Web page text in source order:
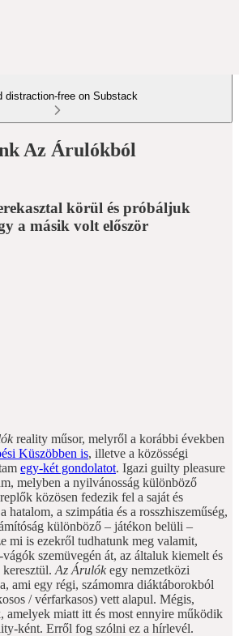
distraction-free on Substack
Az Árulókból
körül és próbáljuk
a másik volt először
reality műsor, melyről a korábbi években
Küszöbben is, illetve a közösségi
egy-két gondolatot. Igazi guilty pleasure
melyben a nyilvánosság különböző
közösen fedezik fel a saját és
hatalom, a szimpátia és a rosszhiszeműség,
különböző – játékon belüli –
mi is ezekről tudhatunk meg valamit,
szemüvegén át, az általuk kiemelt és
keresztül. Az Árulók egy nemzetközi
ami egy régi, számomra diáktáborokból
/ vérfarkasos) vett alapul. Mégis,
amelyek miatt itt és most ennyire működik
ként. Erről fog szólni ez a hírlevél.